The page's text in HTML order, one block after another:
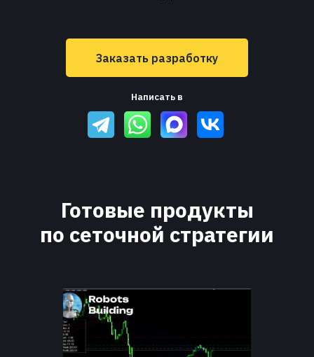
Заказать разработку
Написать в
Готовые продукты
по сеточной стратегии